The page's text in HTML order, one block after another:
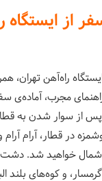
از ایستگاه
راه‌آهن تهران،
مجرب، آماده‌ی
از سوار شدن به
در قطار، آرام آرام
خواهید شد.
و کوه‌های بلند